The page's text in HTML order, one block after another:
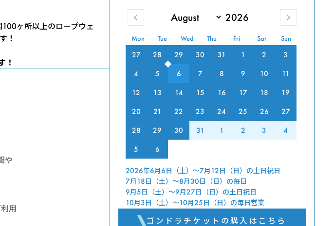
ゴ
ン
遊
（グ
ヶ所以上のロープウェ
！
！
や
用
Mon Tue Wed Thu Fri Sat Sun
27 28 29 30 31 1 2 3
4 5 6 7 8 9 10 11
12 13 14 15 16 17 18 19
20 21 22 23 24 25 26 27
28 29 30 31 1 2 3 4
5 6
2026年6月6日（土）～7月12日（日）の土日祝日
7月18日（土）～8月30日（日）の毎日
9月5日（土）～9月27日（日）の土日祝日
10月3日（土）～10月25日（日）の毎日営業
ゴンドラチケットの購入はこちら